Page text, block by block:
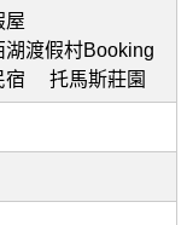
屋
湖渡假村Booking
宿 托馬斯莊園